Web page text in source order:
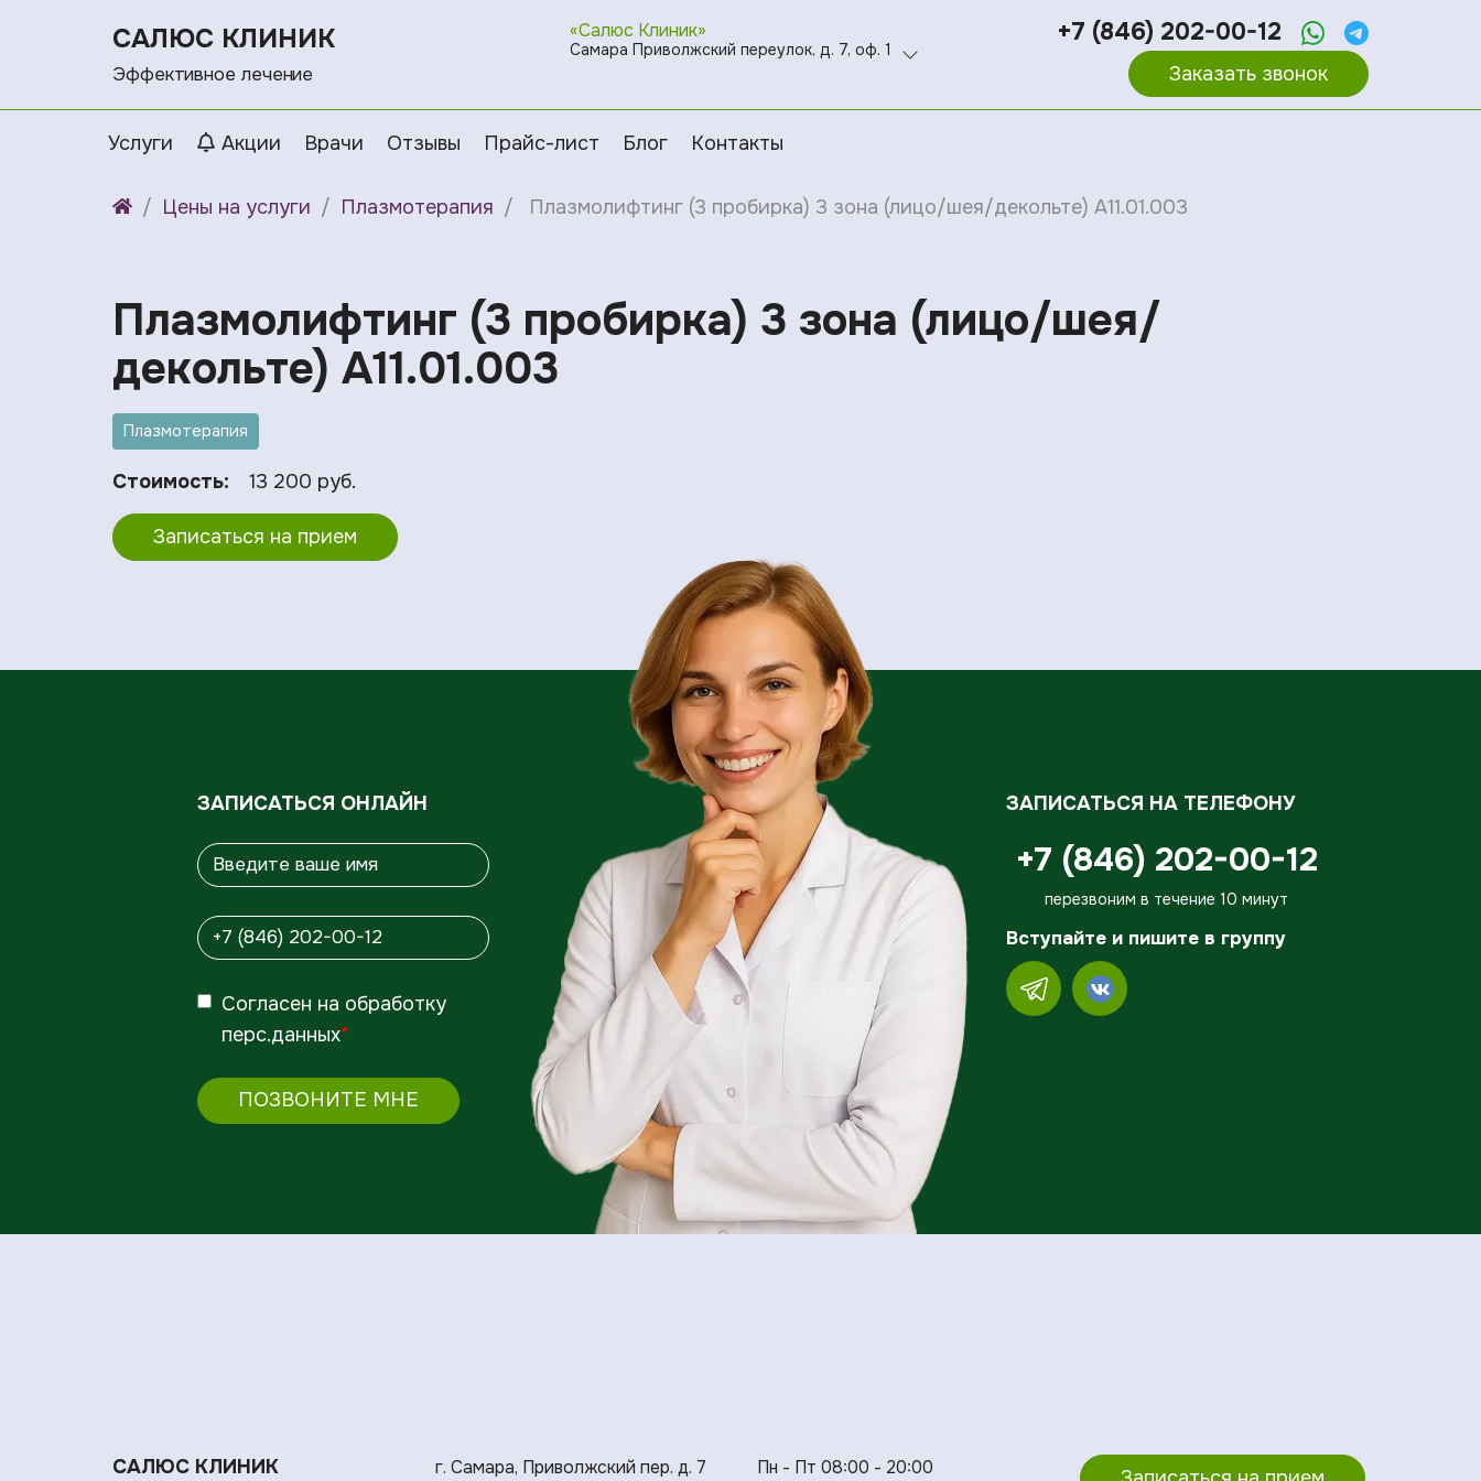
САЛЮС КЛИНИК
Эффективное лечение
«Салюс Клиник»
Самара Приволжский переулок, д. 7, оф. 1
+7 (846) 202-00-12
Заказать звонок
Услуги Акции Врачи Отзывы Прайс-лист Блог Контакты
Цены на услуги Плазмотерапия Плазмолифтинг (3 пробирка) 3 зона (лицо/шея/декольте) A11.01.003
Плазмолифтинг (3 пробирка) 3 зона (лицо/шея/
декольте) A11.01.003
Плазмотерапия
Стоимость: 13 200 руб.
Записаться на прием
ЗАПИСАТЬСЯ ОНЛАЙН
Согласен на обработку
перс.данных*
ПОЗВОНИТЕ МНЕ
ЗАПИСАТЬСЯ НА ТЕЛЕФОНУ
+7 (846) 202-00-12
перезвоним в течение 10 минут
Вступайте и пишите в группу
САЛЮС КЛИНИК г. Самара, Приволжский пер. д. 7 Пн - Пт 08:00 - 20:00